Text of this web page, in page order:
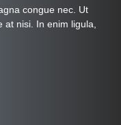
congue nec. Ut
nisi. In enim ligula,